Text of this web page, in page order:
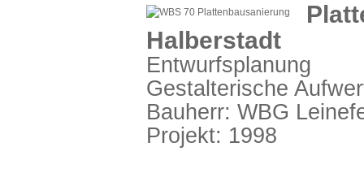
Halberstadt
Entwurfsplanung
Gestalterische
Bauherr: WBG
Projekt: 1998